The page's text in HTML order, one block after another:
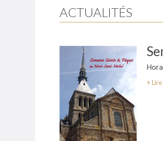
ACTUALITÉS